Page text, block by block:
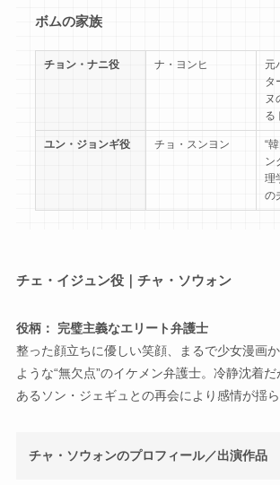
ボムの家族
チョン・ナニ役 ナ・ヨンヒ
元
タ
ヌ
る
ユン・ジョンギ役 チョ・スンヨン
“
ン
理
の
チェ・イジュン役｜チャ・ソウォン
役柄： 完璧主義なエリート弁護士
整った顔立ちに優しい笑顔、まるで少女漫画
ような“無欠点”のイケメン弁護士。冷静沈着
あるソン・ジェギュとの再会により感情が揺ら
チャ・ソウォンのプロフィール／出演作品